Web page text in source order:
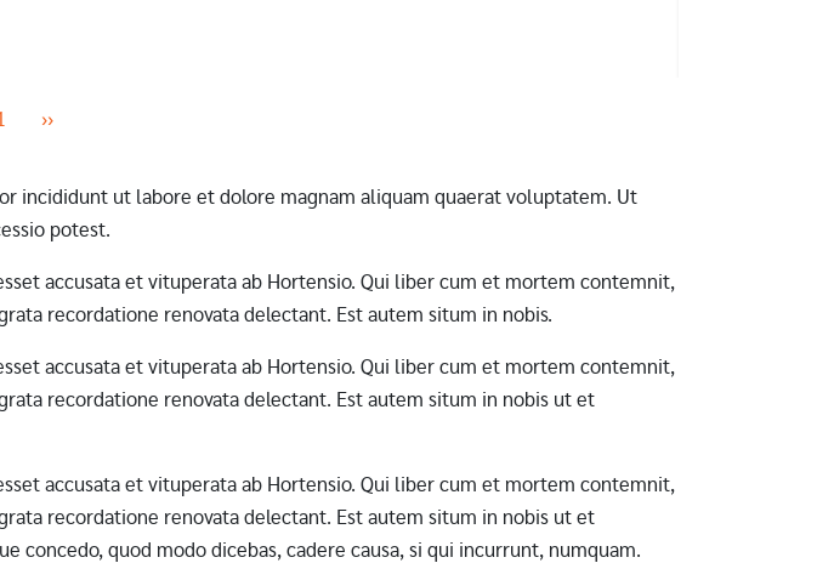
Next page
››
incididunt ut labore et dolore magnam aliquam quaerat voluptatem. Ut
potest.
accusata et vituperata ab Hortensio. Qui liber cum et mortem contemnit,
recordatione renovata delectant. Est autem situm in nobis.
accusata et vituperata ab Hortensio. Qui liber cum et mortem contemnit,
recordatione renovata delectant. Est autem situm in nobis ut et
accusata et vituperata ab Hortensio. Qui liber cum et mortem contemnit,
recordatione renovata delectant. Est autem situm in nobis ut et
quod modo dicebas, cadere causa, si qui incurrunt, numquam.